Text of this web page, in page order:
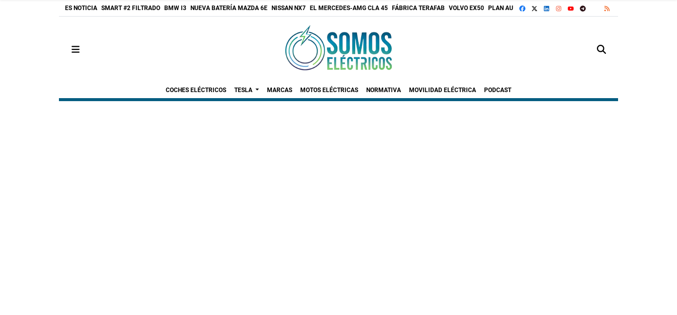
ES NOTICIA SMART #2 FILTRADO BMW I3 NUEVA BATERÍA MAZDA 6E NISSAN NX7 EL MERCEDES-AMG CLA 45 FÁBRICA TERAFAB VOLVO EX50 PLAN AUTO+FACEBOOKLINKEDININSTAGRAM
YOUTUBE
TELEGRAM
GOOGLE DISCOVER
COCHES ELÉCTRICOS TESLA MARCAS MOTOS ELÉCTRICAS NORMATIVA MOVILIDAD ELÉCTRICA PODCAST